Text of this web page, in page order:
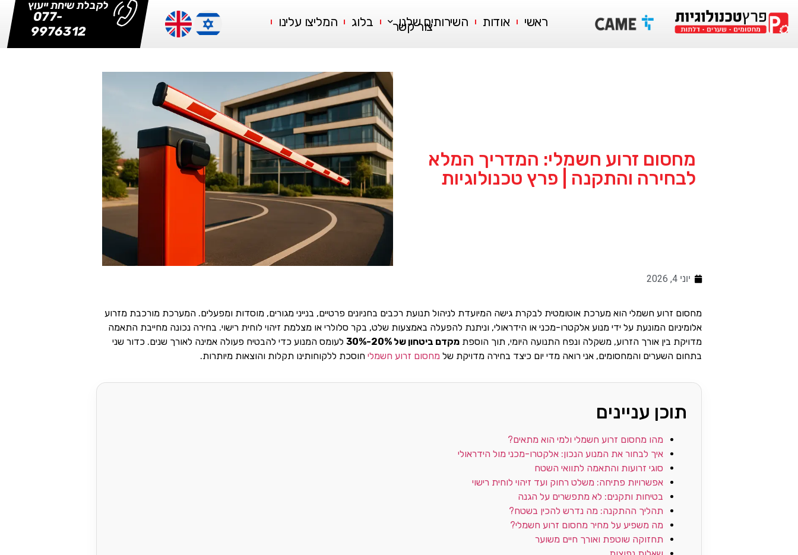
ראשי אודות השירותים שלנו בלוג המליצו עלינו צור קשר
לקבלת שיחת ייעוץ
077-
9976312
מחסום זרוע חשמלי: המדריך המלא
לבחירה והתקנה | פרץ טכנולוגיות
יוני 4, 2026
מחסום זרוע חשמלי הוא מערכת אוטומטית לבקרת גישה המיועדת לניהול תנועת רכבים בחניונים פרטיים, בנייני מגורים, מוסדות ומפעלים. המערכת מורכבת מזרוע
אלומיניום המונעת על ידי מנוע אלקטרו-מכני או הידראולי, וניתנת להפעלה באמצעות שלט, בקר סלולרי או מצלמת זיהוי לוחית רישוי. בחירה נכונה מחייבת התאמה
מדויקת בין אורך הזרוע, משקלה ונפח התנועה היומי, תוך הוספת מקדם ביטחון של 20%-30%
לעומס המנוע כדי להבטיח פעולה אמינה לאורך שנים. כדור שני
בתחום השערים והמחסומים, אני רואה מדי יום כיצד בחירה מדויקת של מחסום זרוע חשמלי חוסכת ללקוחותינו תקלות והוצאות מיותרות.
תוכן עניינים
מהו מחסום זרוע חשמלי ולמי הוא מתאים?
איך לבחור את המנוע הנכון: אלקטרו-מכני מול הידראולי
סוגי זרועות והתאמה לתוואי השטח
אפשרויות פתיחה: משלט רחוק ועד זיהוי לוחית רישוי
בטיחות ותקנים: לא מתפשרים על הגנה
תהליך ההתקנה: מה נדרש להכין בשטח?
מה משפיע על מחיר מחסום זרוע חשמלי?
תחזוקה שוטפת ואורך חיים משוער